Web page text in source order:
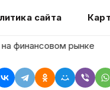
сайта
рынке Хм,